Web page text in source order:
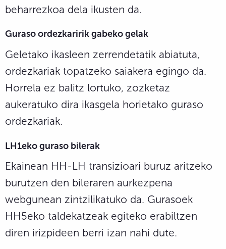
beharrezkoa dela ikusten da.
Guraso ordezkaririk gabeko gelak
Geletako ikasleen zerrendetatik abiatuta,
ordezkariak topatzeko saiakera egingo da.
Horrela ez balitz lortuko, zozketaz
aukeratuko dira ikasgela horietako guraso
ordezkariak.
LH1eko guraso bilerak
Ekainean HH-LH transizioari buruz aritzeko
burutzen den bileraren aurkezpena
webgunean zintzilikatuko da. Gurasoek
HH5eko taldekatzeak egiteko erabiltzen
diren irizpideen berri izan nahi dute.